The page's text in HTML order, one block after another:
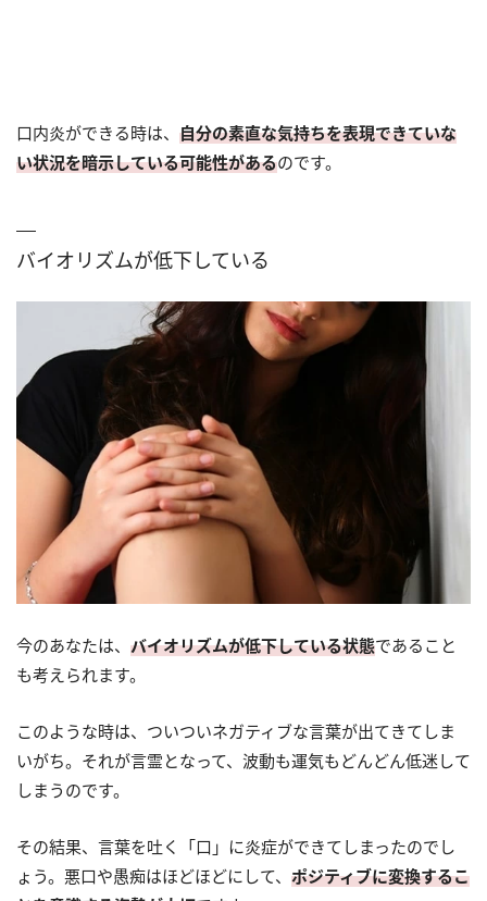
口内炎ができる時は、 自分の素直な気持ちを表現できていな
い状況を暗示している可能性があるのです。
バイオリズムが低下している
今のあなたは、 バイオリズムが低下している状態であること
も考えられます。
このような時は、ついついネガティブな言葉が出てきてしま
いがち。それが言霊となって、波動も運気もどんどん低迷して
しまうのです。
その結果、言葉を吐く「口」に炎症ができてしまったのでし
ょう。悪口や愚痴はほどほどにして、 ポジティブに変換するこ